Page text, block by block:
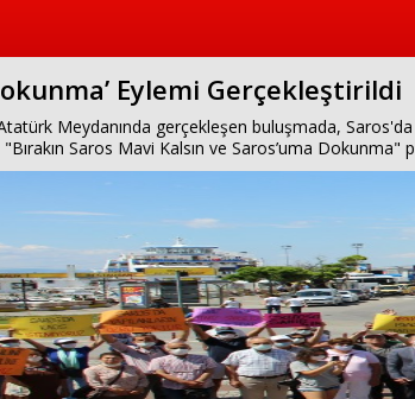
Eylemi Gerçekleştirildi
Meydanında gerçekleşen buluşmada,
Saros Mavi Kalsın ve Saros’uma Dokunma"